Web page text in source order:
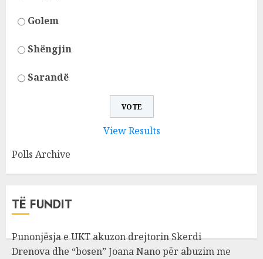
Golem
Shëngjin
Sarandë
View Results
Polls Archive
TË FUNDIT
Punonjësja e UKT akuzon drejtorin Skerdi
Drenova dhe “bosen” Joana Nano për abuzim me